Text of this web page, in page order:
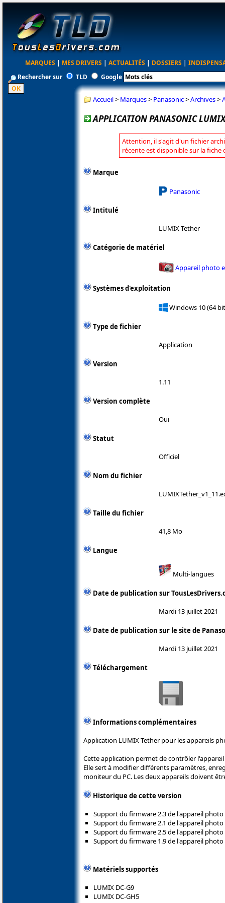
MARQUES | MES DRIVERS | ACTUALITÉS | DOSSIERS |
Rechercher sur
TLD Google
Accueil> Marques> Panasonic>Archives>
APPLICATION PANASONIC
Attention, il s'agit d'un fichier
récente est disponible sur la fiche
Marque
Panasonic
Intitulé
LUMIX Tether
Catégorie de matériel
Appareil photo
Systèmes d'exploitation
Windows 10 (64
Type de fichier
Application
Version
1.11
Version complète
Oui
Statut
Officiel
Nom du fichier
Taille du fichier
41,8 Mo
Langue
Multi-langues
Date de publication sur
Mardi 13 juillet 2021
Date de publication sur le site de
Mardi 13 juillet 2021
Téléchargement
Informations complémentaires
Application LUMIX Tether pour les appareils
Cette application permet de contrôler
Elle sert à modifier différents paramètres,
moniteur du PC. Les deux appareils doivent
Historique de cette version
Support du firmware 2.3 de l'appareil photo
Support du firmware 2.1 de l'appareil photo
Support du firmware 2.5 de l'appareil photo
Support du firmware 1.9 de l'appareil photo
Matériels supportés
LUMIX DC-G9
LUMIX DC-GH5